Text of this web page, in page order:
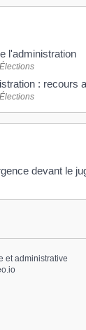
l'administration
: recours
devant le
et administrative